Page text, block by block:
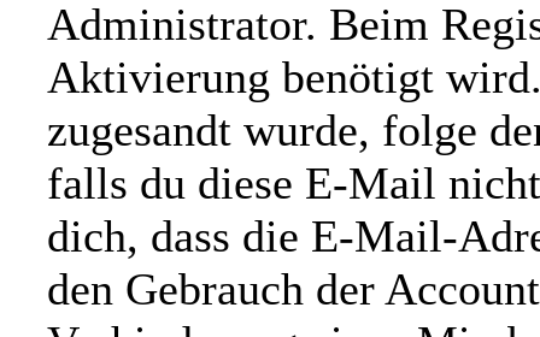
Administrator. Beim
Aktivierung benötigt
zugesandt wurde, folge
falls du diese E-Mail
dich, dass die E-Mail-
den Gebrauch der